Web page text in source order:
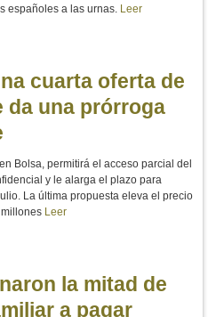
españoles a las urnas. Leer
cuarta oferta de
da una prórroga
Bolsa, permitirá el acceso parcial del
y le alarga el plazo para
La última propuesta eleva el precio
Leer
la mitad de
a pagar